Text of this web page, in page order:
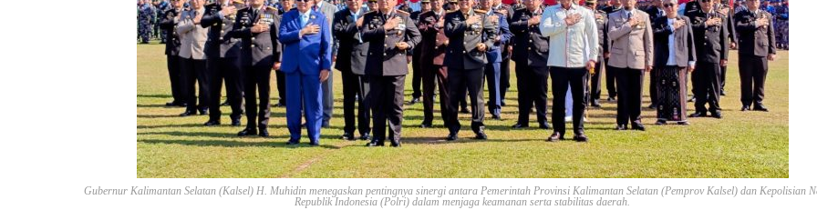
Gubernur Kalimantan Selatan (Kalsel) H. Muhidin menegaskan pentingnya sinergi antara Pemerintah Provinsi Kalimantan Selatan (Pemprov Kalsel) dan Kepolisian
Republik Indonesia (Polri) dalam menjaga keamanan serta stabilitas daerah.